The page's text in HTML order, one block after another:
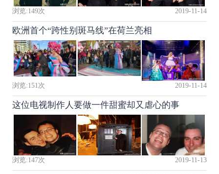
浏览:149次 2019-11-14
欧洲首个“跨性别斑马线”在荷兰亮相
浏览:151次 2019-11-14
这位电视制作人要做一件甜蜜却又虐心的事
浏览:147次 2019-11-13